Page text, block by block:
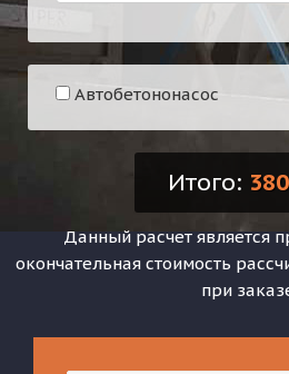
Автобетононасос
Итого:
Данный расчет является
окончательная стоимость
при